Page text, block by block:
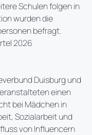
Schulen folgen in
wurden die
befragt.
2026
Duisburg und
einen
bei Mädchen in
Sozialarbeit und
von Influencern